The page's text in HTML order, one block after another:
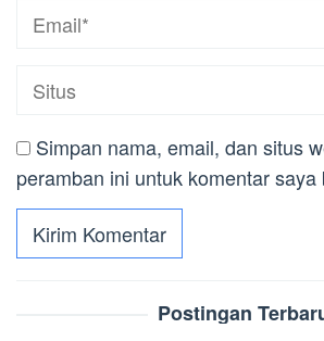
Simpan nama, email, dan situs
peramban ini untuk komentar saya
Postingan